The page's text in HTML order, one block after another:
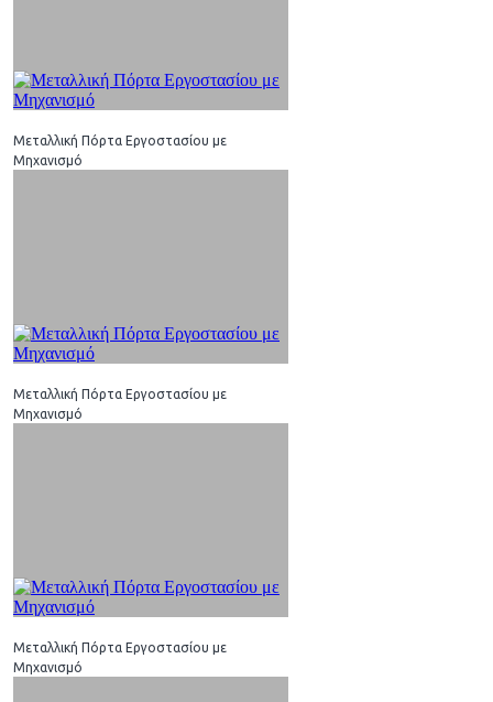
Μεταλλική Πόρτα Εργοστασίου με
Μηχανισμό
Μεταλλική Πόρτα Εργοστασίου με
Μηχανισμό
Μεταλλική Πόρτα Εργοστασίου με
Μηχανισμό